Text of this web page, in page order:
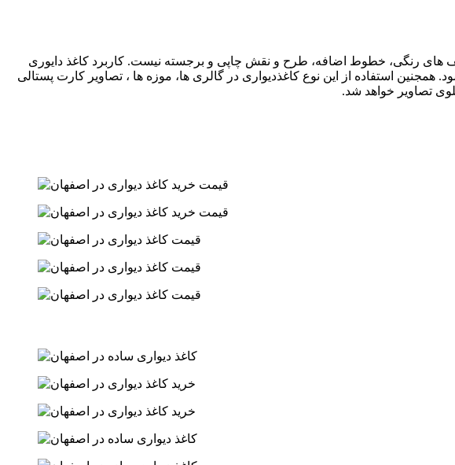
های رنگی، خطوط اضافه، طرح و نقش چاپی و برجسته نیست. کاربرد کاغذ دایوری
استفاده از این نوع کاغذدیواری در گالری ها، موزه ها ، تصاویر کارت پستالی
تصاویر خواهد شد.